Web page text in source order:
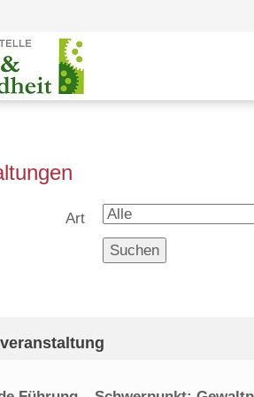
Art
Suchen